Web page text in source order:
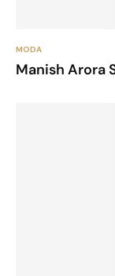
MODA
Manish Arora